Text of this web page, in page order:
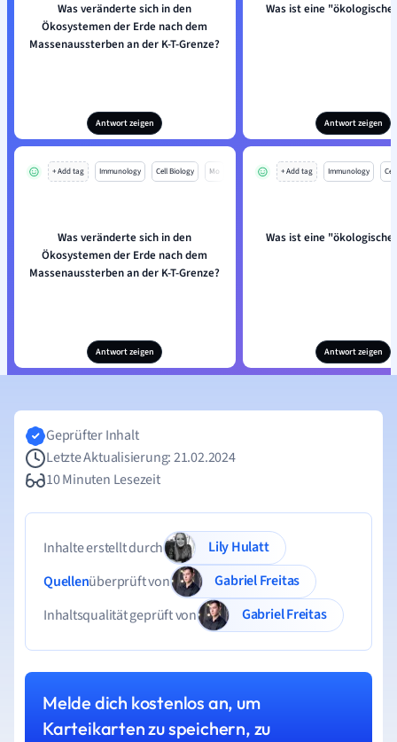
Was veränderte sich in den
Ökosystemen der Erde nach dem
Massenaussterben an der K-T-Grenze?
Antwort zeigen
Was ist eine "ökologische
Antwort zeigen
+ Add tag Immunology Cell Biology Mo
Was veränderte sich in den
Ökosystemen der Erde nach dem
Massenaussterben an der K-T-Grenze?
Antwort zeigen
+ Add tag Immunology
Was ist eine "ökologische
Antwort zeigen
Geprüfter Inhalt
Letzte Aktualisierung: 21.02.2024
10 Minuten Lesezeit
Inhalte erstellt durch
Lily Hulatt
Quellenüberprüft von
Gabriel Freitas
Inhaltsqualität geprüft von
Gabriel Freitas
Melde dich kostenlos an, um
Karteikarten zu speichern, zu